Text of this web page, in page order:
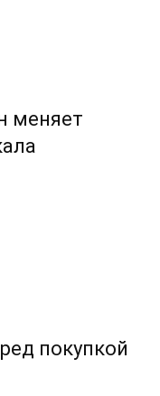
меняет
покупкой